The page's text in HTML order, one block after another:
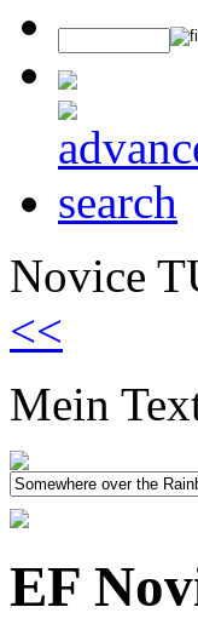
Novice
<<
Mein
EF